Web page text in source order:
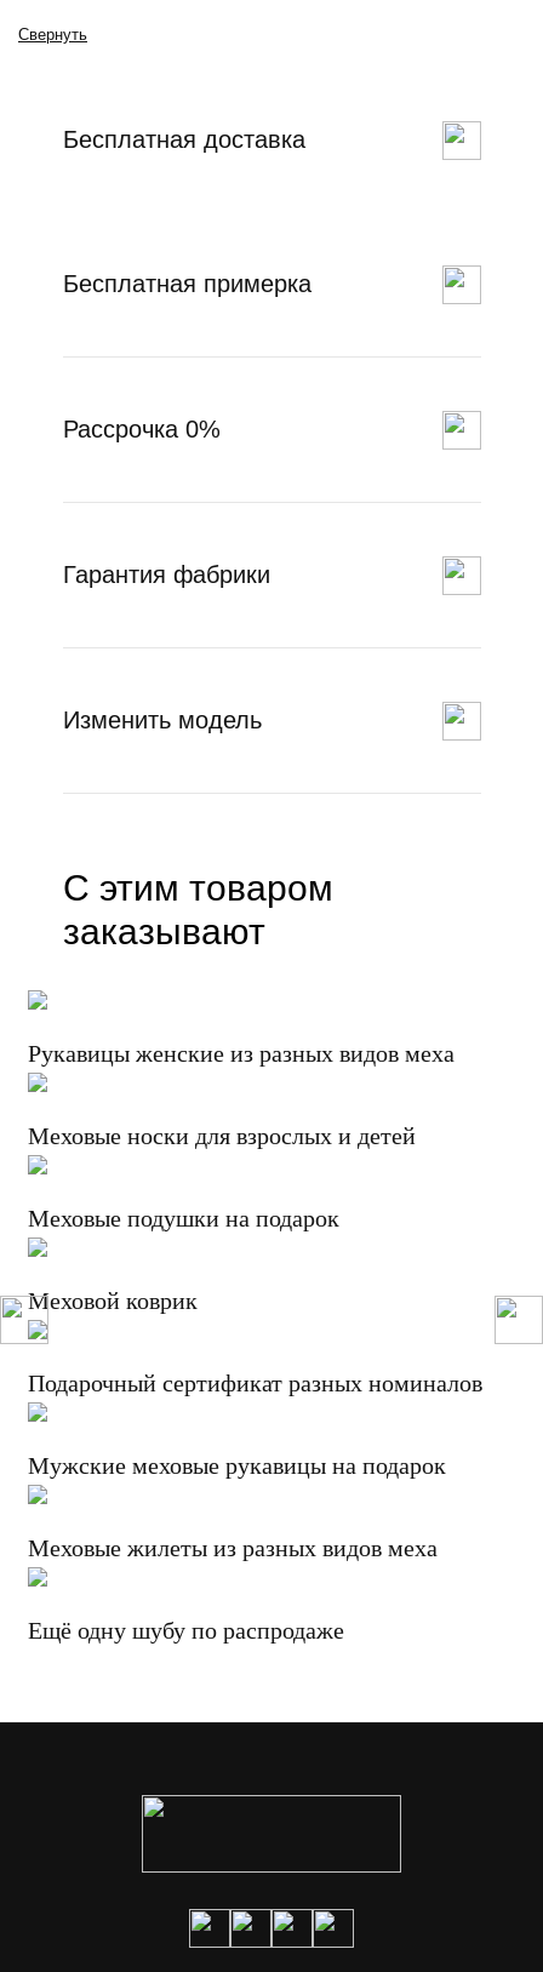
Свернуть
Бесплатная доставка
Бесплатная примерка
Рассрочка 0%
Гарантия фабрики
Изменить модель
С этим товаром
заказывают
Рукавицы женские из разных видов меха
Меховые носки для взрослых и детей
Меховые подушки на подарок
Меховой коврик
Подарочный сертификат разных номиналов
Мужские меховые рукавицы на подарок
Меховые жилеты из разных видов меха
Ещё одну шубу по распродаже